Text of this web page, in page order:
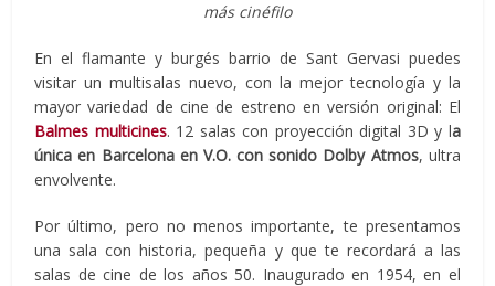
más cinéfilo
En el flamante y burgés barrio de Sant Gervasi puedes
visitar un multisalas nuevo, con la mejor tecnología y la
mayor variedad de cine de estreno en versión original: El
Balmes multicines. 12 salas con proyección digital 3D y la
única en Barcelona en V.O. con sonido Dolby Atmos, ultra
envolvente.
Por último, pero no menos importante, te presentamos
una sala con historia, pequeña y que te recordará a las
salas de cine de los años 50. Inaugurado en 1954, en el